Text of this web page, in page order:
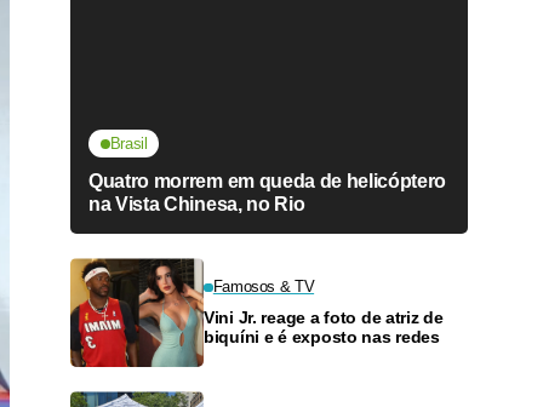
Brasil
Quatro morrem em queda de helicóptero
na Vista Chinesa, no Rio
Famosos & TV
Vini Jr. reage a foto de atriz de
biquíni e é exposto nas redes